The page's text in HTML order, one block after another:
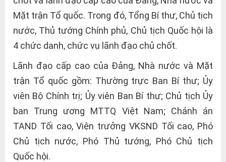
Mặt trận Tổ quốc. Trong đó, Tổng Bí thư, Chủ tịch
nước, Thủ tướng Chính phủ, Chủ tịch Quốc hội là
4 chức danh, chức vụ lãnh đạo chủ chốt.
Lãnh đạo cấp cao của Đảng, Nhà nước và Mặt
trận Tổ quốc gồm: Thường trực Ban Bí thư; Ủy
viên Bộ Chính trị; Ủy viên Ban Bí thư; Chủ tịch Ủy
ban Trung ương MTTQ Việt Nam; Chánh án
TAND Tối cao, Viện trưởng VKSND Tối cao, Phó
Chủ tịch nước, Phó Thủ tướng, Phó Chủ tịch
Quốc hội.